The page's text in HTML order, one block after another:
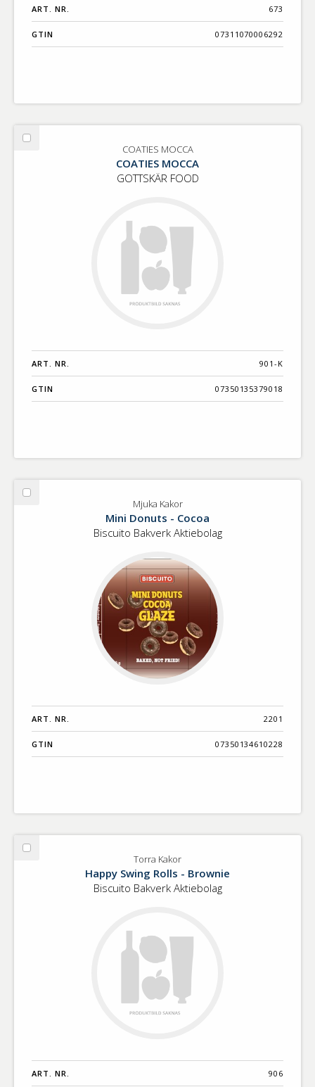
ART. NR. 673
GTIN 07311070006292
Välj
COATIES MOCCA
COATIES MOCCA
GOTTSKÄR FOOD
ART. NR. 901-K
GTIN 07350135379018
Välj
Mjuka Kakor
Mini Donuts - Cocoa
Biscuito Bakverk Aktiebolag
ART. NR. 2201
GTIN 07350134610228
Välj
Torra Kakor
Happy Swing Rolls - Brownie
Biscuito Bakverk Aktiebolag
ART. NR. 906